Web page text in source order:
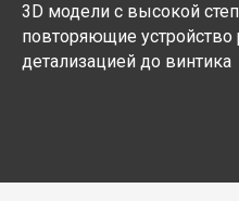
3D модели с высокой
повторяющие устройство
детализацией до винтика